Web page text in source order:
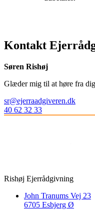
Kontakt
Søren Rishøj
Glæder mig til at høre fra
sr@ejerraadgiveren.dk
40 62 32 33
Rishøj Ejerrådgivning
John Tranums Vej 23
6705 Esbjerg Ø